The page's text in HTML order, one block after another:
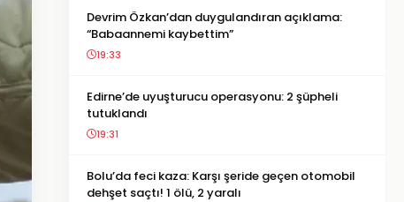
Devrim Özkan’dan duygulandıran açıklama:
“Babaannemi kaybettim”
19:33
Edirne’de uyuşturucu operasyonu: 2 şüpheli
tutuklandı
19:31
Bolu’da feci kaza: Karşı şeride geçen otomobil
dehşet saçtı! 1 ölü, 2 yaralı